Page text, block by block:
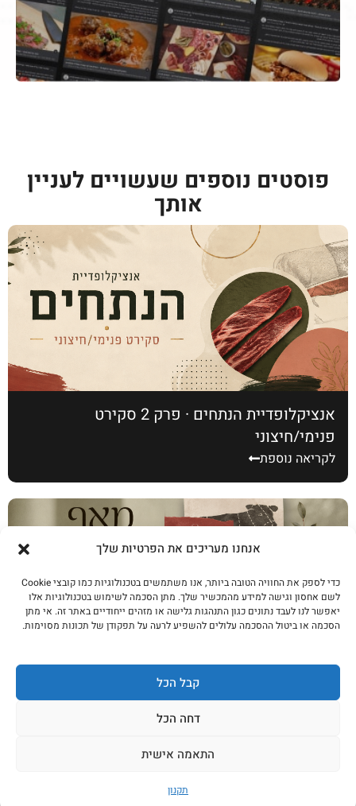
אנחנו מעריכים את הפרטיות שלך
כדי לספק את החוויה הטובה ביותר, אנו משתמשים בטכנולוגיות כמו קובצי Cookie
לשם אחסון וגישה למידע מהמכשיר שלך. מתן הסכמה לשימוש בטכנולוגיות אלו
יאפשר לנו לעבד נתונים כגון התנהגות גלישה או מזהים ייחודיים באתר זה. אי מתן
הסכמה או ביטול ההסכמה עלולים להשפיע לרעה על תפקודן של תכונות מסוימות.
קבל הכל
דחה הכל
התאמה אישית
תקנון
פוסטים נוספים שעשויים לעניין
אותך
אנציקלופדיית הנתחים · פרק 2 סקירט
פנימי/חיצוני
לקריאה נוספת
מאף עד זנב: 5 נתחים שלא חשבתם לקנות (וכל
אחד עולה חצי מאנטרקוט)